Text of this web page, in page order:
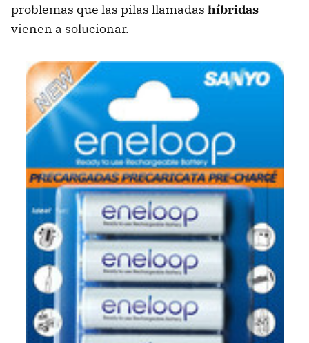
problemas que las pilas llamadas híbridas
vienen a solucionar.